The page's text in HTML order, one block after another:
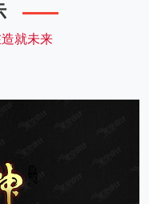
就未来